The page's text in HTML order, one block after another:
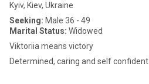
Kyiv, Kiev, Ukraine
Seeking: Male 36 - 49
Marital Status: Widowed
Viktoriia means victory
Determined, caring and self confident